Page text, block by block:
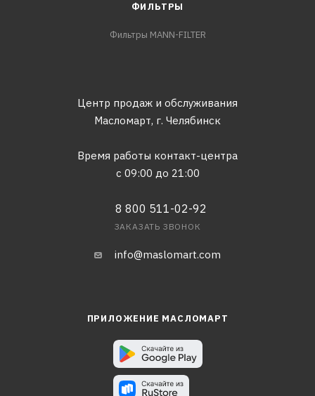
ФИЛЬТРЫ
Фильтры MANN-FILTER
Центр продаж и обслуживания
Масломарт, г. Челябинск
Время работы контакт-центра
с 09:00 до 21:00
8 800 511-02-92
ЗАКАЗАТЬ ЗВОНОК
info@maslomart.com
ПРИЛОЖЕНИЕ МАСЛОМАРТ